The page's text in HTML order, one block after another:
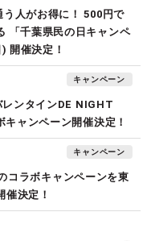
人がお得に！ 500円で
「千葉県民の日キャンペ
開催決定！
キャンペーン
レンタインDE NIGHT
ャンペーン開催決定！
キャンペーン
コラボキャンペーンを東
催決定！